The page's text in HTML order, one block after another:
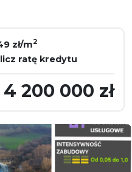
zł/m2
ratę kredytu
4 200 000 zł